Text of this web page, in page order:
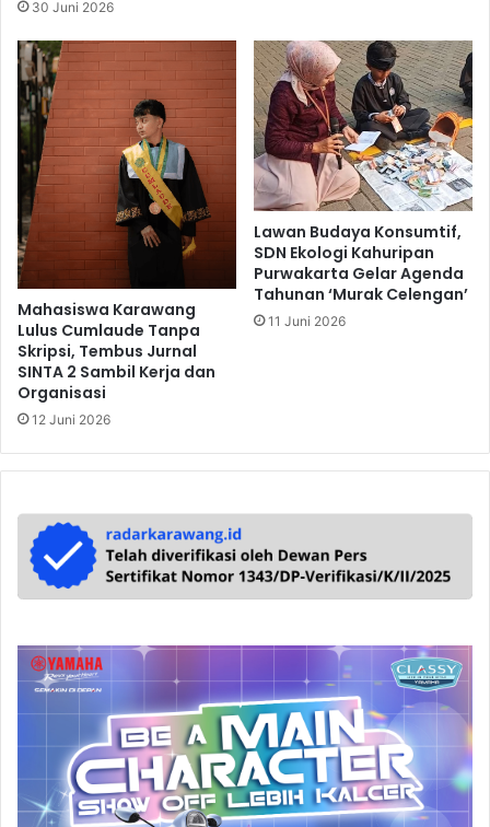
30 Juni 2026
Mahasiswa Karawang
Lulus Cumlaude Tanpa
Skripsi, Tembus Jurnal
SINTA 2 Sambil Kerja dan
Organisasi
12 Juni 2026
Lawan Budaya Konsumtif,
SDN Ekologi Kahuripan
Purwakarta Gelar Agenda
Tahunan ‘Murak Celengan’
11 Juni 2026